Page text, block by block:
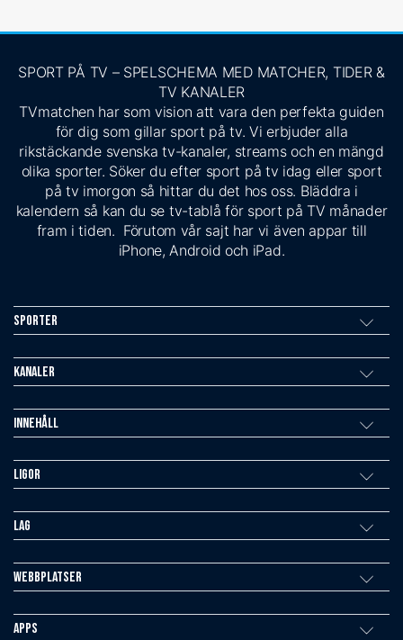
SPORT PÅ TV – SPELSCHEMA MED MATCHER, TIDER &
TV KANALER
TVmatchen har som vision att vara den perfekta guiden
för dig som gillar sport på tv. Vi erbjuder alla
rikstäckande svenska tv-kanaler, streams och en mängd
olika sporter. Söker du efter sport på tv idag eller sport
på tv imorgon så hittar du det hos oss. Bläddra i
kalendern så kan du se tv-tablå för sport på TV månader
fram i tiden. Förutom vår sajt har vi även appar till
iPhone, Android och iPad.
Sporter
Kanaler
Innehåll
Ligor
Lag
Webbplatser
Apps